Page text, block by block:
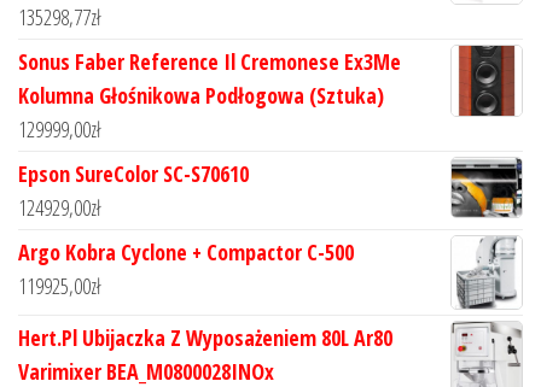
135298,77zł
Sonus Faber Reference Il Cremonese Ex3Me
Kolumna Głośnikowa Podłogowa (Sztuka)
129999,00zł
Epson SureColor SC-S70610
124929,00zł
Argo Kobra Cyclone + Compactor C-500
119925,00zł
Hert.Pl Ubijaczka Z Wyposażeniem 80L Ar80
Varimixer BEA_M0800028INOx